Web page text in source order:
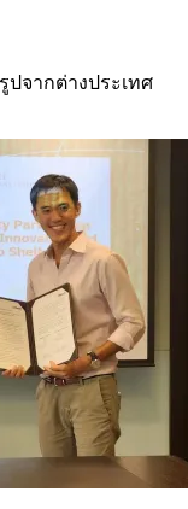
จากต่างประเทศ